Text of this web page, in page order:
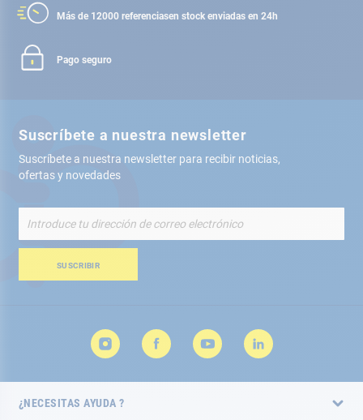
Más de 12000 referenciasen stock enviadas en 24h
Pago seguro
Suscríbete a nuestra newsletter
Suscríbete a nuestra newsletter para recibir noticias,
ofertas y novedades
nuestro
de
SUSCRIBIR
¿NECESITAS AYUDA ?